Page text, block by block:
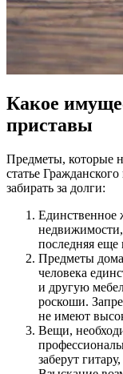
Какое
приставы
Предметы, которые
статье
забирать за долги:
Единственное
последняя еще
Предметы
человека
и другую
роскоши.
не имеют
Вещи,
заберут